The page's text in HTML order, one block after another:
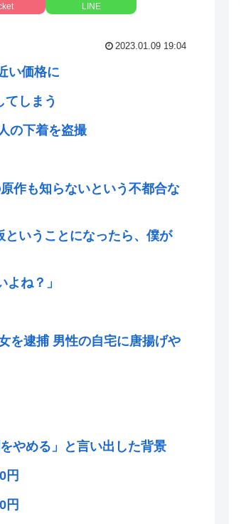
LINE
2023.01.09 19:04
い価格に
しまう
の下着を盗撮
作も知らないという不都合な
いうことになったら、僕が
ね？」
を逮捕 男性の自宅に唐揚げや
やめる」と言い出した背景
円
円